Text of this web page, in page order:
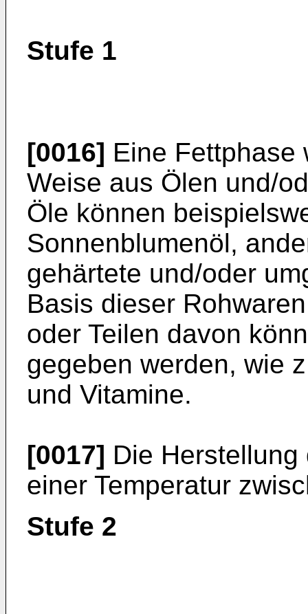
Stufe 1
[0016] Eine Fettphase
Weise aus Ölen und/
Öle können
Sonnenblumenöl,
gehärtete und/oder
Basis dieser
oder Teilen davon
gegeben werden, wie
und Vitamine.
[0017] Die
einer Temperatur
Stufe 2